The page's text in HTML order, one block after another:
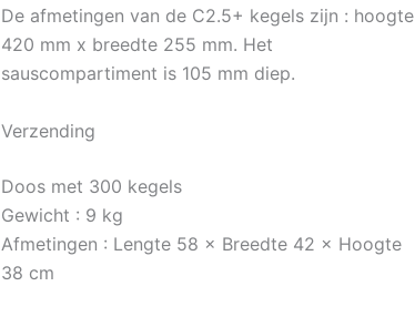
De afmetingen van de C2.5+ kegels zijn : hoogte
420 mm x breedte 255 mm. Het
sauscompartiment is 105 mm diep.
Verzending
Doos met 300 kegels
Gewicht : 9 kg
Afmetingen : Lengte 58 × Breedte 42 × Hoogte
38 cm